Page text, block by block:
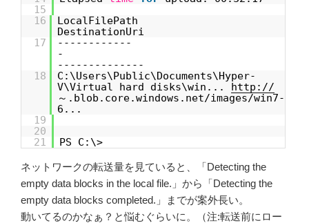
15
16
DestinationUri
17
------------
--------------
18
C:\Users\Public\Documents\Hyper-
V\Virtual hard disks\win... http://
～.blob.core.windows.net/images/win7-
6...
19
20
21
PS C:\>
ネットワークの転送量を見ていると、「Detecting the
empty data blocks in the local file.」から「Detecting the
empty data blocks completed.」までが案外長い。
動いてるのかなぁ？と悩むぐらいに。（注:転送前にロー